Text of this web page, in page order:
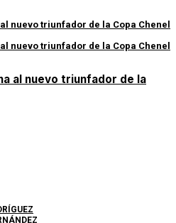
al nuevo triunfador de la